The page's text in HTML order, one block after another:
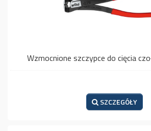
Wzmocnione szczypce do cięcia
SZCZEGÓŁY